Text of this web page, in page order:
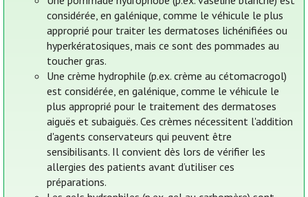
considérée, en galénique, comme le véhicule le plus
approprié pour traiter les dermatoses lichénifiées ou
hyperkératosiques, mais ce sont des pommades au
toucher gras.
Une crème hydrophile (p.ex. crème au cétomacrogol)
est considérée, en galénique, comme le véhicule le
plus approprié pour le traitement des dermatoses
aiguës et subaiguës. Ces crèmes nécessitent l'addition
d'agents conservateurs qui peuvent être
sensibilisants. Il convient dès lors de vérifier les
allergies des patients avant d’utiliser ces
préparations.